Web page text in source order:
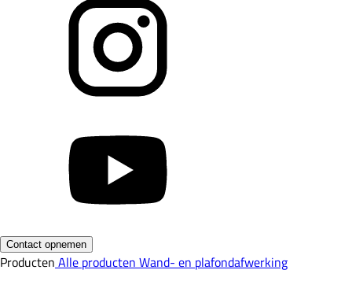
Contact opnemen
Producten Alle producten Wand- en plafondafwerking